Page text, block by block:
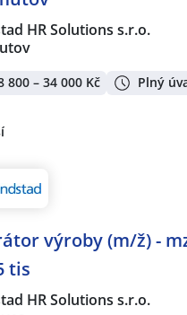
HR Solutions s.r.o.
800 – 34 000 Kč Plný
výroby (m/ž) -
tis
HR Solutions s.r.o.